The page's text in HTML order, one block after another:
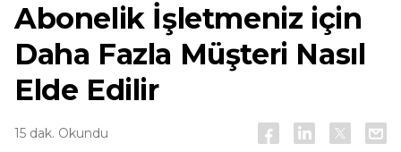
Abonelik İşletmeniz için
Daha Fazla Müşteri Nasıl
Elde Edilir
15 dak. Okundu